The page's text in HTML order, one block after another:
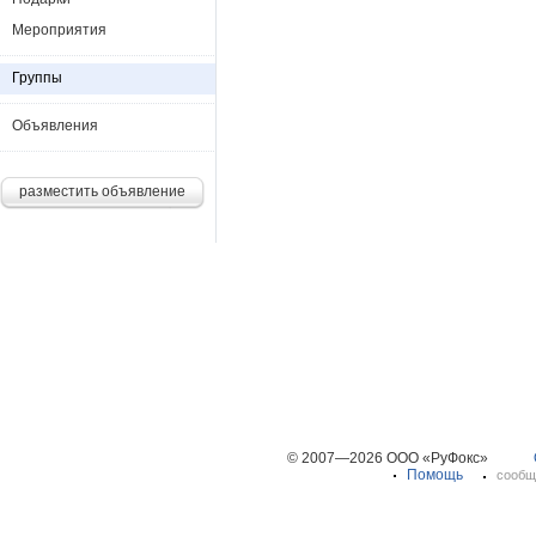
Мероприятия
Группы
Объявления
разместить объявление
© 2007—2026 ООО «РуФокс»
Помощь